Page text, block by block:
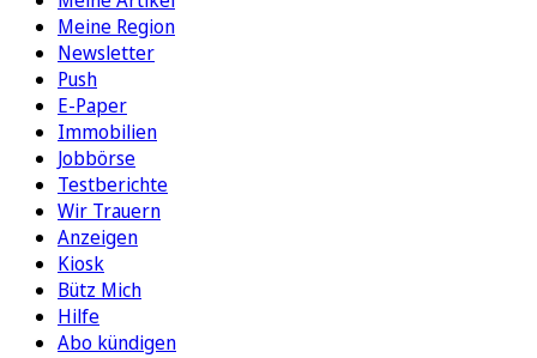
Meine Region
Newsletter
Push
E-Paper
Immobilien
Jobbörse
Testberichte
Wir Trauern
Anzeigen
Kiosk
Bütz Mich
Hilfe
Abo kündigen